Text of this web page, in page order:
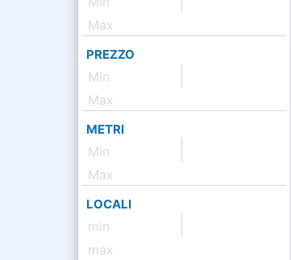
PREZZO
METRI
LOCALI